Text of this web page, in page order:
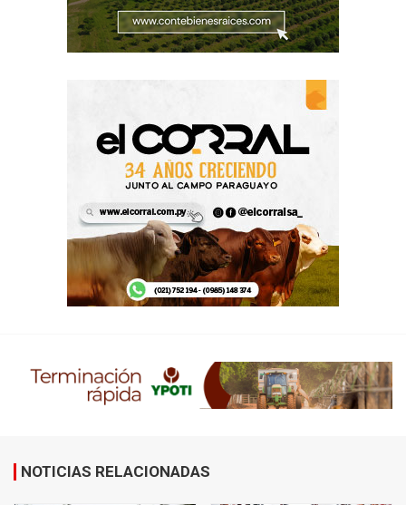
NOTICIAS RELACIONADAS